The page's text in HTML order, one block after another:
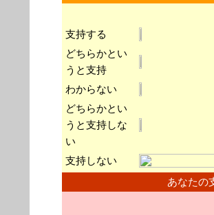
支持する
どちらかとい
うと支持
わからない
どちらかとい
うと支持しな
い
支持しない
あなたの